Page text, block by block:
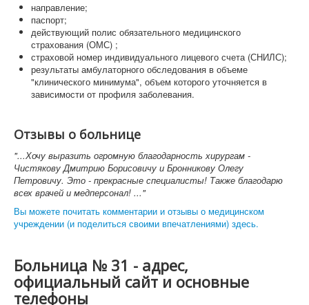
направление;
паспорт;
действующий полис обязательного медицинского
страхования (ОМС) ;
страховой номер индивидуального лицевого счета (СНИЛС);
результаты амбулаторного обследования в объеме
"клинического минимума", объем которого уточняется в
зависимости от профиля заболевания.
Отзывы о больнице
"...Хочу выразить огромную благодарность хирургам -
Чистякову Дмитрию Борисовичу и Бронникову Олегу
Петровичу. Это - прекрасные специалисты! Также благодарю
всех врачей и медперсонал! ..."
Вы можете почитать комментарии и отзывы о медицинском
учреждении (и поделиться своими впечатлениями) здесь.
Больница № 31 - адрес,
официальный сайт и основные
телефоны